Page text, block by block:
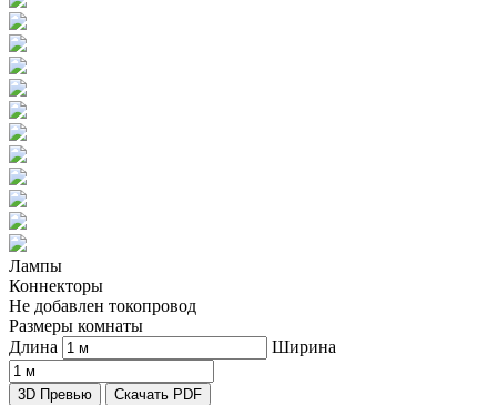
Лампы
Коннекторы
Не добавлен токопровод
Размеры комнаты
Длина
Ширина
3D Превью Скачать PDF